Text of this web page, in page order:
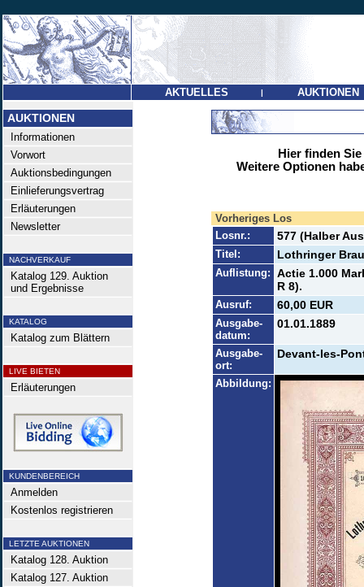
AKTUELLES | AUKTIONEN
AUKTIONEN
Informationen
Vorwort
Auktionsbedingungen
Einlieferungsvertrag
Erläuterungen
Newsletter
NACHVERKAUF
Katalog 129. Auktion
und Ergebnisse
KATALOG
Katalog zum Blättern
LIVE BIETEN
Erläuterungen
KUNDENBEREICH
Anmelden
Kostenlos registrieren
LETZTE AUKTIONEN
Katalog 128. Auktion
Katalog 127. Auktion
Hier finden
Weitere Optionen
Vorheriges Los
Losnr.:
577 (Halber
Titel: Lothringer
Auflistung: Actie 1.000
R 8).
Ausruf: 60,00 EUR
Ausgabe-
datum:
01.01.1889
Ausgabe-
ort:
Devant-les-
Abbildung: